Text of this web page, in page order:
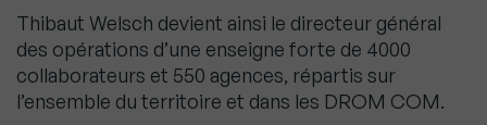
Thibaut Welsch devient ainsi le directeur général
des opérations d’une enseigne forte de 4000
collaborateurs et 550 agences, répartis sur
l’ensemble du territoire et dans les DROM COM.